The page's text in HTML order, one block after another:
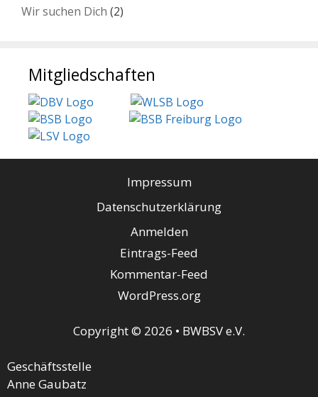
Wir suchen Dich (2)
Mitgliedschaften
Impressum
Datenschutzerklärung
Anmelden
Eintrags-Feed
Kommentar-Feed
WordPress.org
Copyright © 2026 • BWBSV e.V.
Geschäftsstelle
Anne Gaubatz